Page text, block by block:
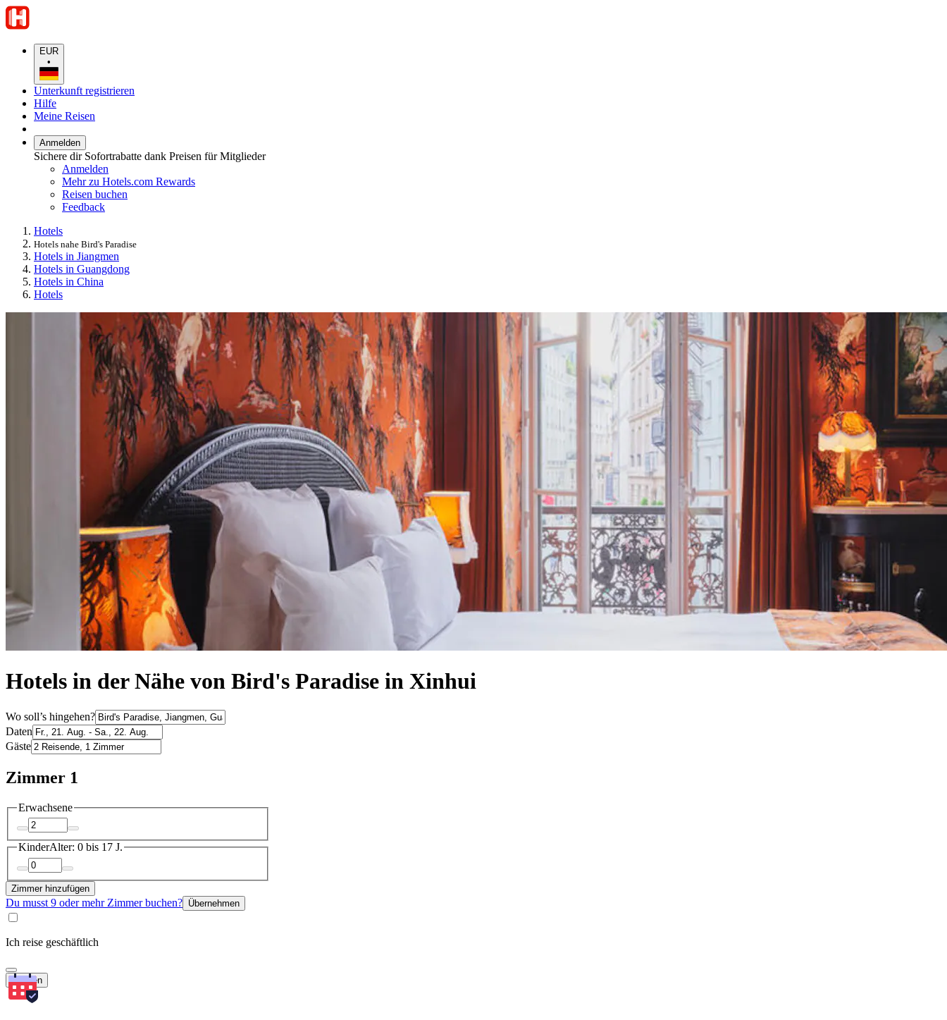
EUR
•
Unterkunft registrieren
Hilfe
Meine Reisen
Anmelden
Sichere dir Sofortrabatte dank Preisen für Mitglieder
Anmelden
Mehr zu Hotels.com Rewards
Reisen buchen
Feedback
Hotels
Hotels nahe Bird's Paradise
Hotels in Jiangmen
Hotels in Guangdong
Hotels in China
Hotels
Hotels in der Nähe von Bird's Paradise in Xinhui
Wo soll’s hingehen?
Daten
Gäste
Zimmer 1
Erwachsene
KinderAlter: 0 bis 17 J.
Zimmer hinzufügen
Du musst 9 oder mehr Zimmer buchen? Übernehmen
Ich reise geschäftlich
Suchen